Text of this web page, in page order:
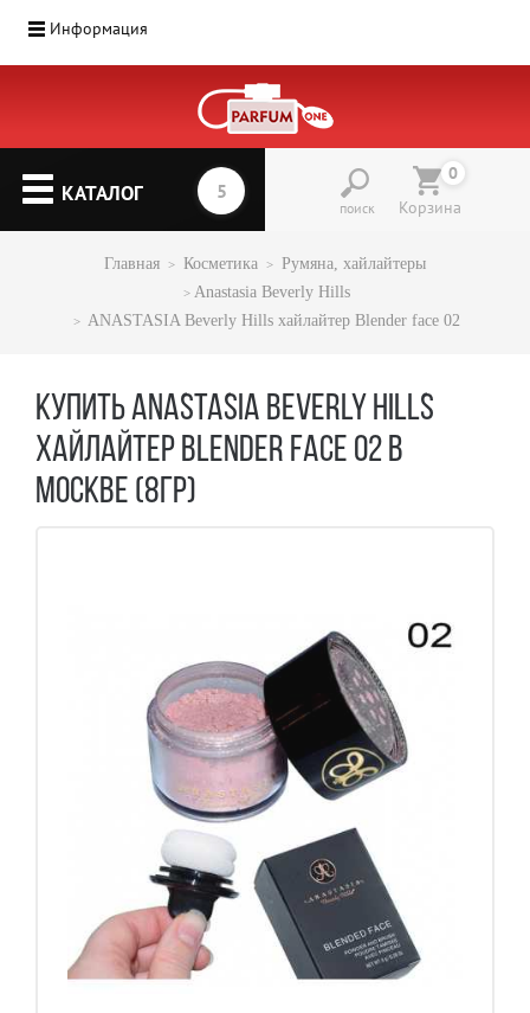
Информация
КАТАЛОГ
поиск
0
Корзина
Главная Косметика
Румяна, хайлайтеры
Anastasia Beverly Hills
ANASTASIA Beverly Hills хайлайтер Blender face 02
КУПИТЬ ANASTASIA BEVERLY HILLS
ХАЙЛАЙТЕР BLENDER FACE 02 В
МОСКВЕ (8ГР)